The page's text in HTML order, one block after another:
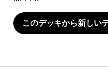
このデッキから新しい